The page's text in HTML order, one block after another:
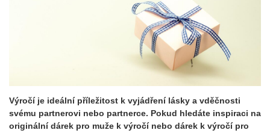
Výročí je ideální příležitost k vyjádření lásky a vděčnosti
svému partnerovi nebo partnerce. Pokud hledáte inspiraci na
originální dárek pro muže k výročí nebo dárek k výročí pro